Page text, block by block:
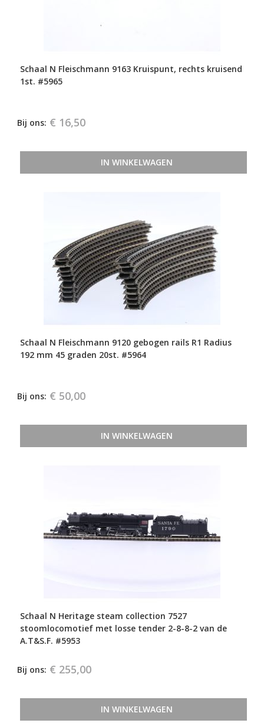
Schaal N Fleischmann 9163 Kruispunt, rechts kruisend
1st. #5965
Bij ons: € 16,50
IN WINKELWAGEN
Schaal N Fleischmann 9120 gebogen rails R1 Radius
192 mm 45 graden 20st. #5964
Bij ons: € 50,00
IN WINKELWAGEN
Schaal N Heritage steam collection 7527
stoomlocomotief met losse tender 2-8-8-2 van de
A.T&S.F. #5953
Bij ons: € 255,00
IN WINKELWAGEN